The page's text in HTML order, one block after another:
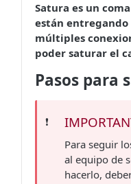
Satura es un
están entregando
múltiples
poder saturar el
Pasos para
❗️
Para seguir
al equipo de
hacerlo,